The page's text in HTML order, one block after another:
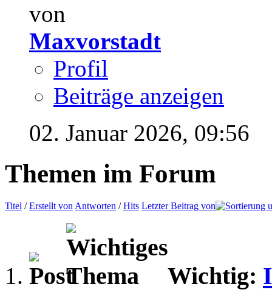
von
Maxvorstadt
Profil
Beiträge anzeigen
02. Januar 2026, 09:56
Themen im Forum
Titel /Erstellt von Antworten /Hits Letzter Beitrag von
Wichtig: